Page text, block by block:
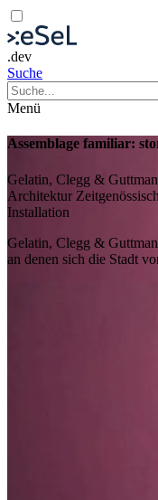
.dev
Suche
Menü
Assemblage familiar:
Gelatin, Clegg &
Architektur
Installation
Gelatin, Clegg &
an denen sich die Stadt